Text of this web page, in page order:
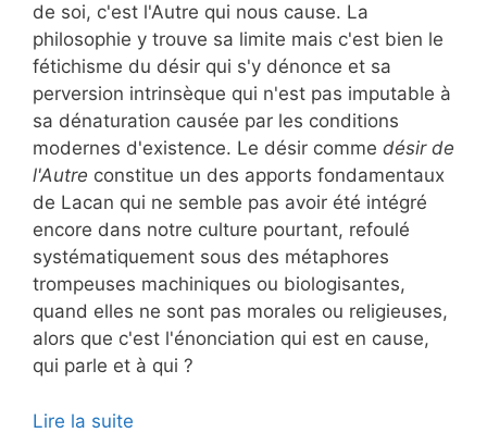
de soi, c'est l'Autre qui nous cause. La
philosophie y trouve sa limite mais c'est bien le
fétichisme du désir qui s'y dénonce et sa
perversion intrinsèque qui n'est pas imputable à
sa dénaturation causée par les conditions
modernes d'existence. Le désir comme désir de
l'Autre constitue un des apports fondamentaux
de Lacan qui ne semble pas avoir été intégré
encore dans notre culture pourtant, refoulé
systématiquement sous des métaphores
trompeuses machiniques ou biologisantes,
quand elles ne sont pas morales ou religieuses,
alors que c'est l'énonciation qui est en cause,
qui parle et à qui ?
Lire la suite